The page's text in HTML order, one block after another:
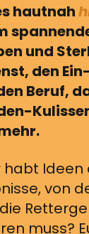
hautnah
und
den
Beruf,
habt Ideen
von
muss?